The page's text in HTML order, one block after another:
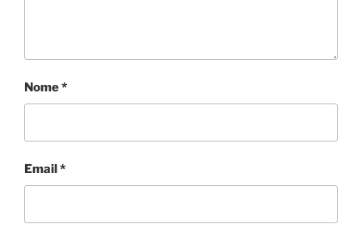
Nome*
Email *